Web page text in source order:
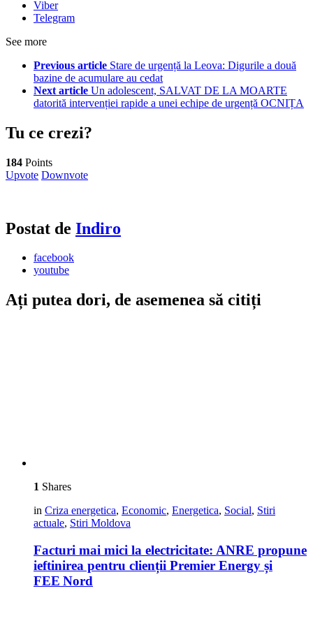
Viber
Telegram
See more
Previous article Stare de urgență la Leova: Digurile a două
bazine de acumulare au cedat
Next article Un adolescent, SALVAT DE LA MOARTE
datorită intervenției rapide a unei echipe de urgență OCNIȚA
Tu ce crezi?
184 Points
Upvote Downvote
Postat de Indiro
facebook
youtube
Ați putea dori, de asemenea să citiți
1 Shares
in Criza energetica, Economic, Energetica, Social, Stiri
actuale, Stiri Moldova
Facturi mai mici la electricitate: ANRE propune
ieftinirea pentru clienții Premier Energy și
FEE Nord